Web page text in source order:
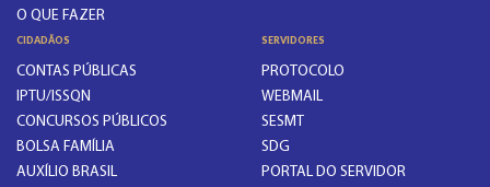
O QUE FAZER
CIDADÃOS
CONTAS PÚBLICAS
IPTU/ISSQN
CONCURSOS PÚBLICOS
BOLSA FAMÍLIA
AUXÍLIO BRASIL
SERVIDORES
PROTOCOLO
WEBMAIL
SESMT
SDG
PORTAL DO SERVIDOR